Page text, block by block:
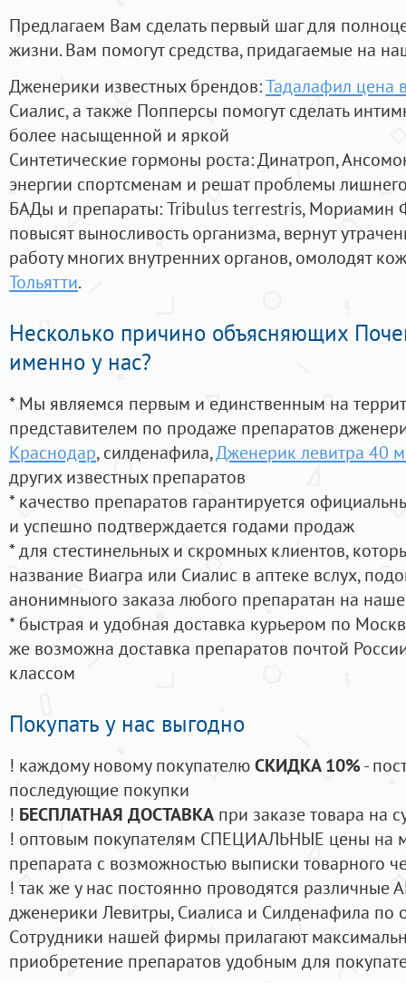
Предлагаем Вам сделать первый шаг для
жизни. Вам помогут средства, придагаемые на
Дженерики известных брендов:Тадалафил цена
Сиалис, а также Попперсы помогут сделать
более насыщенной и яркой
Синтетические гормоны роста: Динатроп,
энергии спортсменам и решат проблемы
БАДы и препараты:Tribulus terrestris, Мориамин
повысят выносливость организма, вернут
работу многих внутренних органов, омолодят
Тольятти.
Несколько причино объясняющих
именно у нас?
* Мы являемся первым и единственным на
представителем по продаже препаратов
Краснодар, силденафила,Дженерик левитра 40
других известных препаратов
* качество препаратов гарантируется
и успешно подтверждается годами продаж
* для стестинельных и скромных клиентов,
название Виагра или Сиалис в аптеке вслух,
анонимныого заказа любого препаратан на
* быстрая и удобная доставка курьером по
же возможна доставка препаратов почтой
классом
Покупать у нас выгодно
! каждому новому покупателюСКИДКА 10%-
последующие покупки
! БЕСПЛАТНАЯ ДОСТАВКА при заказе товара на
! оптовым покупателям СПЕЦИАЛЬНЫЕ цены на
препарата с возможностью выписки товарного
! так же у нас постоянно проводятся
дженерики Левитры, Сиалиса и Силденафила по
Cотрудники нашей фирмы прилагают
приобретение препаратов удобным для